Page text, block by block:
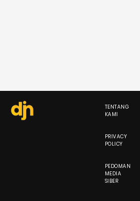
TENTANG
KAMI
PRIVACY
POLICY
PEDOMAN
MEDIA
SIBER